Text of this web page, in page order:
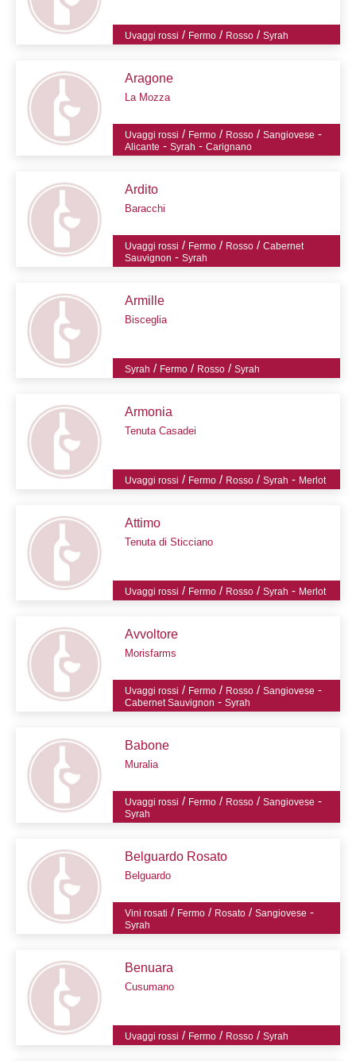
Uvaggi rossi / Fermo / Rosso /Syrah
Aragone
La Mozza
Uvaggi rossi / Fermo / Rosso /Sangiovese -
Alicante -Syrah -Carignano
Ardito
Baracchi
Uvaggi rossi / Fermo / Rosso /Cabernet
Sauvignon -Syrah
Armille
Bisceglia
Syrah / Fermo / Rosso /Syrah
Armonia
Tenuta Casadei
Uvaggi rossi / Fermo / Rosso /Syrah - Merlot
Attimo
Tenuta di Sticciano
Uvaggi rossi / Fermo / Rosso /Syrah - Merlot
Avvoltore
Morisfarms
Uvaggi rossi / Fermo / Rosso /Sangiovese -
Cabernet Sauvignon -Syrah
Babone
Muralia
Uvaggi rossi / Fermo / Rosso /Sangiovese -
Syrah
Belguardo Rosato
Belguardo
Vini rosati / Fermo / Rosato /Sangiovese -
Syrah
Benuara
Cusumano
Uvaggi rossi / Fermo / Rosso /Syrah